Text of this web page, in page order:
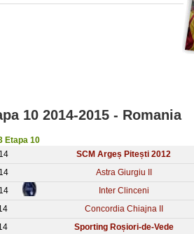
10 2014-2015 - Romania
Etapa 10
SCM Argeș Pitești 2012
Astra Giurgiu II
Inter Clinceni
Concordia Chiajna II
Sporting Roșiori-de-Vede